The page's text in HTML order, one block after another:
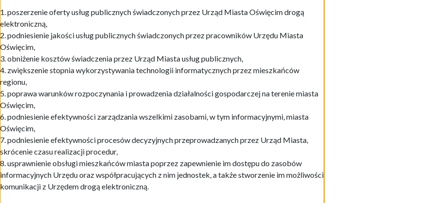
1. poszerzenie oferty usług publicznych świadczonych przez Urząd Miasta Oświęcim drogą
elektroniczną,
2. podniesienie jakości usług publicznych świadczonych przez pracowników Urzędu Miasta
Oświęcim,
3. obniżenie kosztów świadczenia przez Urząd Miasta usług publicznych,
4. zwiększenie stopnia wykorzystywania technologii informatycznych przez mieszkańców
regionu,
5. poprawa warunków rozpoczynania i prowadzenia działalności gospodarczej na terenie miasta
Oświęcim,
6. podniesienie efektywności zarządzania wszelkimi zasobami, w tym informacyjnymi, miasta
Oświęcim,
7. podniesienie efektywności procesów decyzyjnych przeprowadzanych przez Urząd Miasta,
skrócenie czasu realizacji procedur,
8. usprawnienie obsługi mieszkańców miasta poprzez zapewnienie im dostępu do zasobów
informacyjnych Urzędu oraz współpracujących z nim jednostek, a także stworzenie im możliwości
komunikacji z Urzędem drogą elektroniczną.